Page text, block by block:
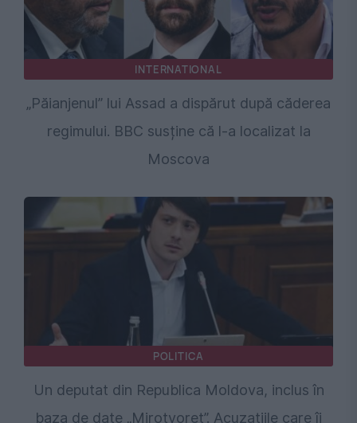
INTERNATIONAL
„Păianjenul” lui Assad a dispărut după căderea
regimului. BBC susține că l-a localizat la
Moscova
POLITICA
Un deputat din Republica Moldova, inclus în
baza de date „Mirotvoreț”. Acuzațiile care îi